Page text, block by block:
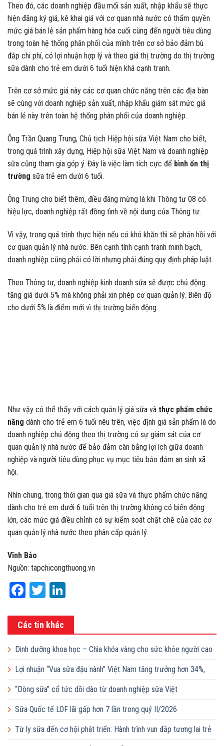
Theo đó, các doanh nghiệp đầu mối sản xuất, nhập khẩu sẽ thực
hiện đăng ký giá, kê khai giá với cơ quan nhà nước có thẩm quyền
mức giá bán lẻ sản phẩm hàng hóa cuối cùng đến người tiêu dùng
trong toàn hệ thống phân phối của mình trên cơ sở bảo đảm bù
đắp chi phí, có lợi nhuận hợp lý và theo giá thị trường do thị trường
sữa dành cho trẻ em dưới 6 tuổi hiện khá cạnh tranh.
Trên cơ sở mức giá này các cơ quan chức năng trên các địa bàn
sẽ cùng với doanh nghiệp sản xuất, nhập khẩu giám sát mức giá
bán lẻ này trên toàn hệ thống phân phối của doanh nghiệp.
Ông Trần Quang Trung, Chủ tịch Hiệp hội sữa Việt Nam cho biết,
trong quá trình xây dựng, Hiệp hội sữa Việt Nam và doanh nghiệp
sữa cũng tham gia góp ý. Đây là việc làm tích cực để bình ổn thị
trường sữa trẻ em dưới 6 tuổi.
Ông Trung cho biết thêm, điều đáng mừng là khi Thông tư 08 có
hiệu lực, doanh nghiệp rất đồng tình về nội dung của Thông tư.
Vì vậy, trong quá trình thực hiện nếu có khó khăn thì sẽ phản hồi với
cơ quan quản lý nhà nước. Bên cạnh tính cạnh tranh minh bạch,
doanh nghiệp cũng phải có lời nhưng phải đúng quy định pháp luật.
Theo Thông tư, doanh nghiệp kinh doanh sữa sẽ được chủ động
tăng giá dưới 5% mà không phải xin phép cơ quan quản lý. Biên độ
cho dưới 5% là điểm mới vì thị trường biến động.
Như vậy có thể thấy với cách quản lý giá sữa và thực phẩm chức
năng dành cho trẻ em 6 tuổi nêu trên, việc định giá sản phẩm là do
doanh nghiệp chủ động theo thị trường có sự giám sát của cơ
quan quản lý nhà nước để bảo đảm cân bằng lợi ích giữa doanh
nghiệp và người tiêu dùng phục vụ mục tiêu bảo đảm an sinh xã
hội.
Nhìn chung, trong thời gian qua giá sữa và thực phẩm chức năng
dành cho trẻ em dưới 6 tuổi trên thị trường không có biến động
lớn, các mức giá điều chỉnh có sự kiểm soát chặt chẽ của các cơ
quan quản lý nhà nước theo phân cấp quản lý.
Vĩnh Bảo
Nguồn: tapchicongthuong.vn
Facebook
Twitter
Các tin khác
Dinh dưỡng khoa học – Chìa khóa vàng cho sức khỏe người cao
tuổi
Lợi nhuận “Vua sữa đậu nành” Việt Nam tăng trưởng hơn 34%,
công ty mẹ sắp chi gần 368 tỷ đồng trả cổ tức trong tháng 8
“Dòng sữa” cổ tức dồi dào từ doanh nghiệp sữa Việt
Sữa Quốc tế LOF lãi gấp hơn 7 lần trong quý II/2026
Từ ly sữa đến cơ hội phát triển: Hành trình vun đắp tương lai trẻ